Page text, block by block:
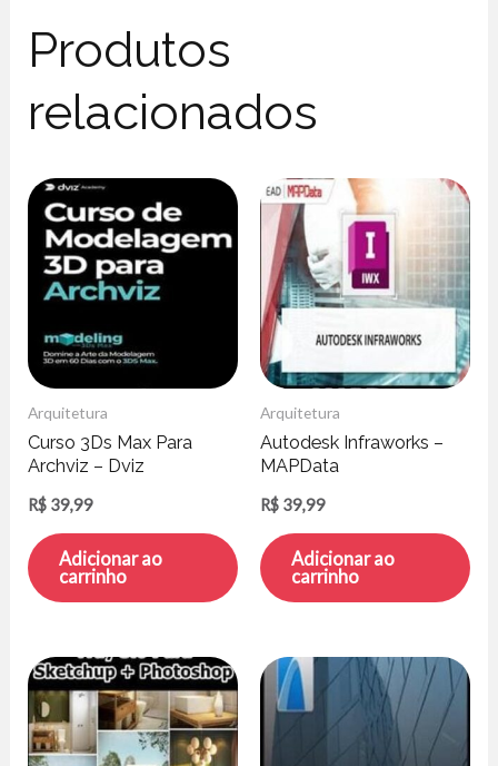
Produtos
relacionados
Arquitetura
Curso 3Ds Max Para
Archviz – Dviz
R$ 39,99
Adicionar ao
carrinho
Arquitetura
Autodesk Infraworks –
MAPData
R$ 39,99
Adicionar ao
carrinho